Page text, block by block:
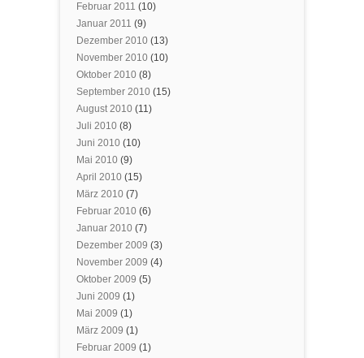
Februar 2011 (10)
Januar 2011 (9)
Dezember 2010 (13)
November 2010 (10)
Oktober 2010 (8)
September 2010 (15)
August 2010 (11)
Juli 2010 (8)
Juni 2010 (10)
Mai 2010 (9)
April 2010 (15)
März 2010 (7)
Februar 2010 (6)
Januar 2010 (7)
Dezember 2009 (3)
November 2009 (4)
Oktober 2009 (5)
Juni 2009 (1)
Mai 2009 (1)
März 2009 (1)
Februar 2009 (1)